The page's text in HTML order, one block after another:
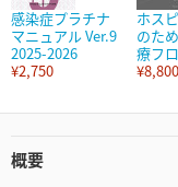
感染症プラチナ
マニュアル Ver.9
2025-2026
¥2,750
ホス
のた
療フ
¥8,800
概要